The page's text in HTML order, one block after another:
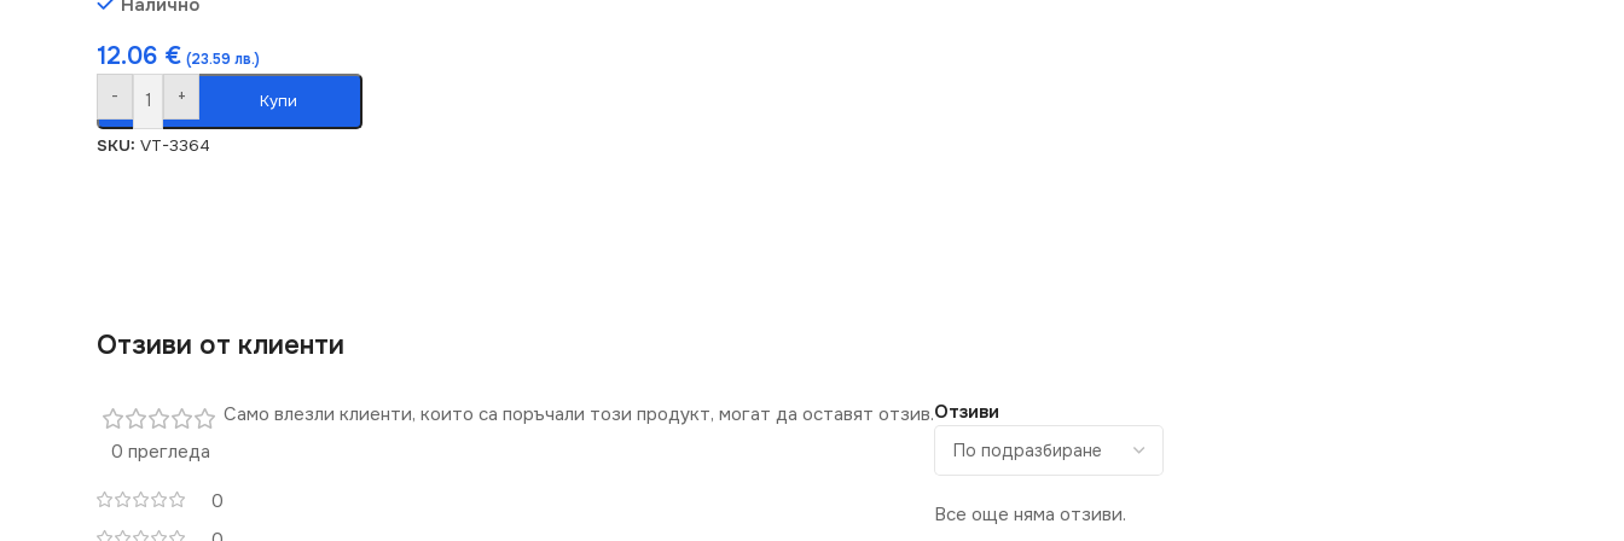
12.06 € (23.59 лв.)
- + Купи
SKU: VT-3364
Отзиви от клиенти
0 прегледа
0
Отзиви
Все още няма отзиви.
Само влезли клиенти, които са поръчали този продукт, могат да оставят отзив.